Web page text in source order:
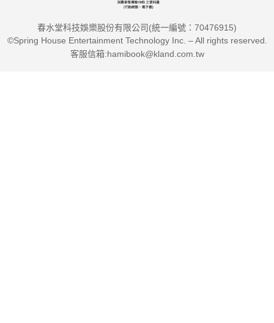
春水堂科技娛樂股份有限公司(統一編號：70476915)
©Spring House Entertainment Technology Inc. – All rights reserved.
客服信箱:hamibook@kland.com.tw